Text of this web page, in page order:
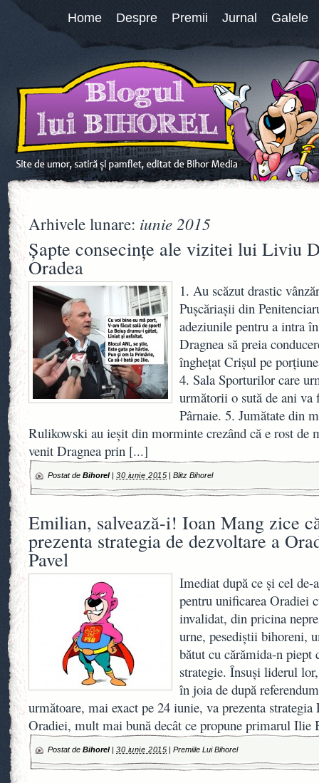
Home Despre Premii Jurnal Galele
Arhivele lunare: iunie 2015
Şapte consecinţe ale vizitei lui Liviu
Oradea
1. Au scăzut drastic
Puşcăriaşii din
adeziunile pentru a intra
Dragnea să preia
îngheţat Crişul pe
4. Sala Sporturilor care
următorii o sută de ani
Pârnaie. 5. Jumătate din
Rulikowski au ieşit din morminte crezând că e rost de
venit Dragnea prin [...]
Postat de Bihorel| 30 iunie 2015 |Blitz Bihorel
Emilian, salvează-i! Ioan Mang zice
prezenta strategia de dezvoltare a
Pavel
Imediat după ce şi cel de-
pentru unificarea Oradiei
invalidat, din pricina
urne, pesediştii bihoreni,
bătut cu cărămida-n piept
strategie. Însuşi liderul
în joia de după
următoare, mai exact pe 24 iunie, va prezenta strategia
Oradiei, mult mai bună decât ce propune primarul
Postat de Bihorel| 30 iunie 2015 |Premiile Lui Bihorel